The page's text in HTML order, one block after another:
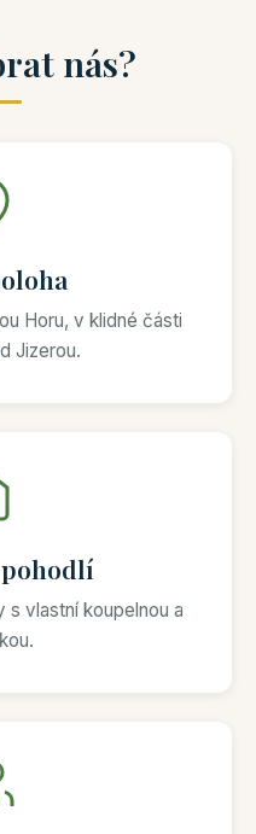
nás?
Horu, v klidné části
Jizerou.
s vlastní koupelnou a